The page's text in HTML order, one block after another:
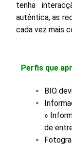
tenha
autêntica, as
cada vez mais
Perfis que
BIO
»
de